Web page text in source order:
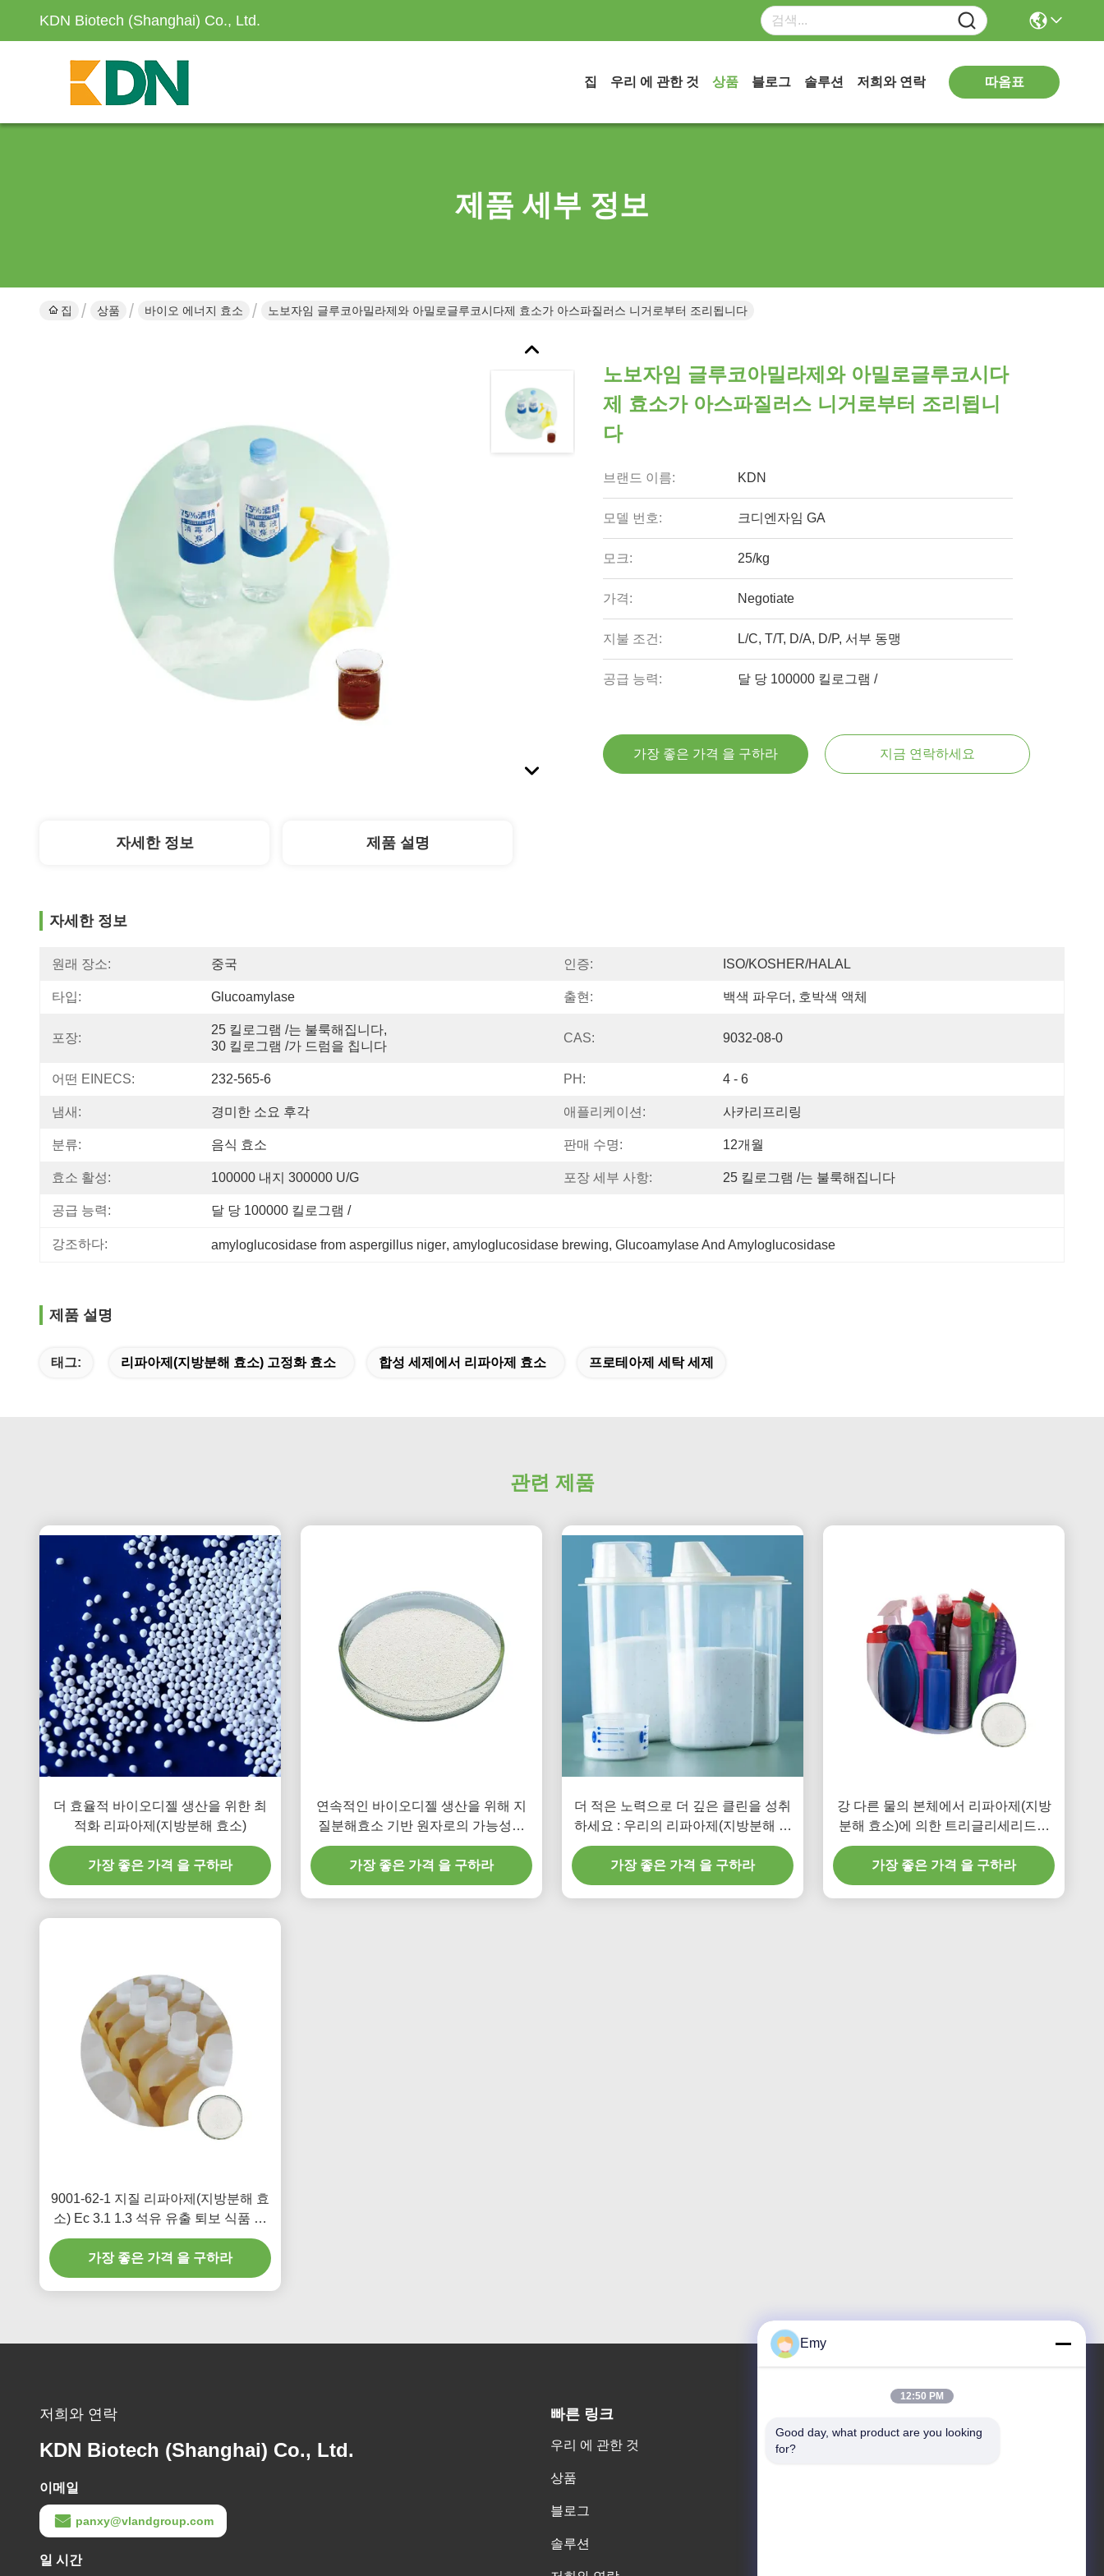
KDN Biotech (Shanghai) Co., Ltd.
집 우리 에 관한 것 상품 블로그 솔루션 저희와 연락 따옴표
제품 세부 정보
집 상품 바이오 에너지 효소 노보자임 글루코아밀라제와 아밀로글루코시다제 효소가 아스파질러스 니거로부터 조리됩니다
노보자임 글루코아밀라제와 아밀로글루코시다
제 효소가 아스파질러스 니거로부터 조리됩니
다
브랜드 이름: KDN
모델 번호: 크디엔자임 GA
모크: 25/kg
가격: Negotiate
지불 조건: L/C, T/T, D/A, D/P, 서부 동맹
공급 능력: 달 당 100000 킬로그램 /
가장 좋은 가격 을 구하라 지금 연락하세요
자세한 정보 제품 설명
자세한 정보
원래 장소: 중국 인증: ISO/KOSHER/HALAL
타입: Glucoamylase 출현: 백색 파우더, 호박색 액체
포장:
25 킬로그램 /는 불룩해집니다,
30 킬로그램 /가 드럼을 칩니다
CAS: 9032-08-0
어떤 EINECS: 232-565-6 PH: 4 - 6
냄새: 경미한 소요 후각 애플리케이션: 사카리프리링
분류: 음식 효소 판매 수명: 12개월
효소 활성: 100000 내지 300000 U/g 포장 세부 사항: 25 킬로그램 /는 불룩해집니다
공급 능력: 달 당 100000 킬로그램 /
강조하다: amyloglucosidase from aspergillus niger, amyloglucosidase brewing, Glucoamylase And Amyloglucosidase
제품 설명
태그: 리파아제(지방분해 효소) 고정화 효소 합성 세제에서 리파아제 효소 프로테아제 세탁 세제
관련 제품
더 효율적 바이오디젤 생산을 위한 최
적화 리파아제(지방분해 효소)
가장 좋은 가격 을 구하라
연속적인 바이오디젤 생산을 위해 지
질분해효소 기반 원자로의 가능성을
조사하기
가장 좋은 가격 을 구하라
더 적은 노력으로 더 깊은 클린을 성취
하세요 : 우리의 리파아제(지방분해 효
소) 합성 세제는 당신을 위한 작업을 합
니다
가장 좋은 가격 을 구하라
강 다른 물의 본체에서 리파아제(지방
분해 효소)에 의한 트리글리세리드의
가수분해
가장 좋은 가격 을 구하라
9001-62-1 지질 리파아제(지방분해 효
소) Ec 3.1 1.3 석유 유출 퇴보 식품 첨
가물 크기
가장 좋은 가격 을 구하라
저희와 연락
KDN Biotech (Shanghai) Co., Ltd.
이메일
panxy@vlandgroup.com
일 시간
빠른 링크
우리 에 관한 것
상품
블로그
솔루션
주소
Emy
12:50 PM
Good day, what product are you looking
for?